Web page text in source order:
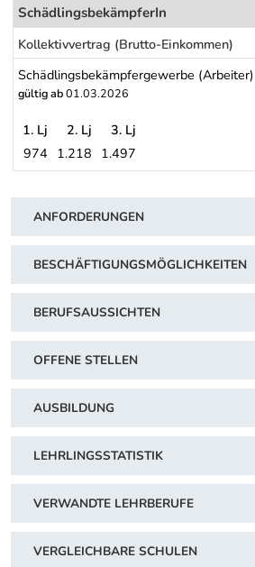
SchädlingsbekämpferIn
Kollektivvertrag (Brutto-Einkommen)
Schädlingsbekämpfergewerbe (Arbeiter)
gültig ab01.03.2026
Schädlingsbekämpfergewerbe (Arbeiter)
1. Lj 2. Lj
3. Lj
974 1.218 1.497
ANFORDERUNGEN
BESCHÄFTIGUNGSMÖGLICHKEITEN
BERUFSAUSSICHTEN
OFFENE STELLEN
AUSBILDUNG
LEHRLINGSSTATISTIK
VERWANDTE LEHRBERUFE
VERGLEICHBARE SCHULEN